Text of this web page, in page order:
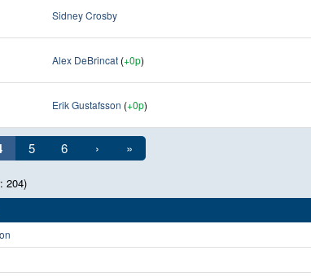
Sidney Crosby
Alex DeBrincat (+0p)
Erik Gustafsson (+0p)
5 6 › »
204)